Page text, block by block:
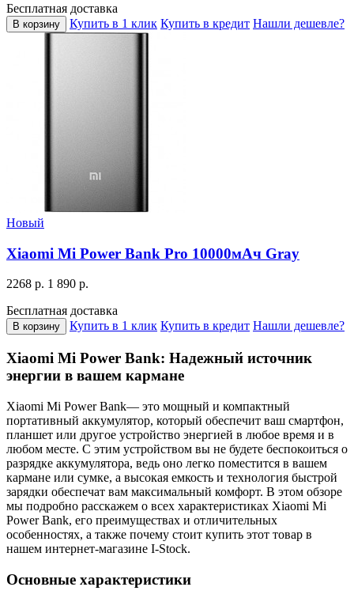
Бесплатная доставка
В корзину Купить в 1 клик Купить в кредит Нашли дешевле?
Новый
Xiaomi Mi Power Bank Pro 10000мАч Gray
2268 р. 1 890 р.
Бесплатная доставка
В корзину Купить в 1 клик Купить в кредит Нашли дешевле?
Xiaomi Mi Power Bank: Надежный источник
энергии в вашем кармане
Xiaomi Mi Power Bank— это мощный и компактный
портативный аккумулятор, который обеспечит ваш смартфон,
планшет или другое устройство энергией в любое время и в
любом месте. С этим устройством вы не будете беспокоиться о
разрядке аккумулятора, ведь оно легко поместится в вашем
кармане или сумке, а высокая емкость и технология быстрой
зарядки обеспечат вам максимальный комфорт. В этом обзоре
мы подробно расскажем о всех характеристиках Xiaomi Mi
Power Bank, его преимуществах и отличительных
особенностях, а также почему стоит купить этот товар в
нашем интернет-магазине I-Stock.
Основные характеристики